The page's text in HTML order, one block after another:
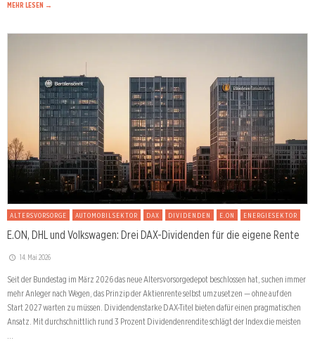
MEHR LESEN →
ALTERSVORSORGE AUTOMOBILSEKTOR DAX DIVIDENDEN E.ON ENERGIESEKTOR
E.ON, DHL und Volkswagen: Drei DAX-Dividenden für die eigene Rente
14. Mai 2026
Seit der Bundestag im März 2026 das neue Altersvorsorgedepot beschlossen hat, suchen immer
mehr Anleger nach Wegen, das Prinzip der Aktienrente selbst umzusetzen — ohne auf den
Start 2027 warten zu müssen. Dividendenstarke DAX-Titel bieten dafür einen pragmatischen
Ansatz. Mit durchschnittlich rund 3 Prozent Dividendenrendite schlägt der Index die meisten
…